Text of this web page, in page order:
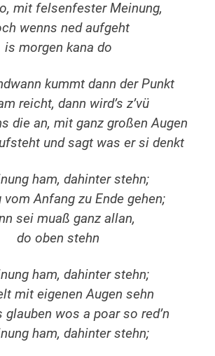
mit felsenfester Meinung,
wenns ned aufgeht
is morgen kana do
kummt dann der Punkt
reicht, dann wird’s z’vü
die an, mit ganz großen Augen
und sagt was er si denkt
ham, dahinter stehn;
vom Anfang zu Ende gehen;
sei muaß ganz allan,
do oben stehn
ham, dahinter stehn;
mit eigenen Augen sehn
glauben wos a poar so red’n
ham, dahinter stehn;